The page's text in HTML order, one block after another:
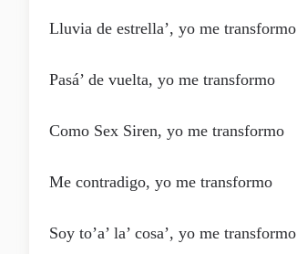
Lluvia de estrеlla’, yo me transformo
Pasá’ de vuelta, yo mе transformo
Como Sex Siren, yo me transformo
Me contradigo, yo me transformo
Soy to’a’ la’ cosa’, yo me transformo